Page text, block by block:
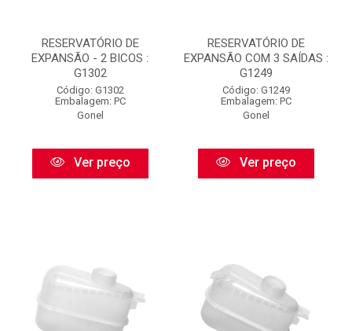
RESERVATÓRIO DE
EXPANSÃO - 2 BICOS :
G1302
Código: G1302
Embalagem: PC
Gonel
Ver preço
RESERVATÓRIO DE
EXPANSÃO COM 3 SAÍDAS :
G1249
Código: G1249
Embalagem: PC
Gonel
Ver preço